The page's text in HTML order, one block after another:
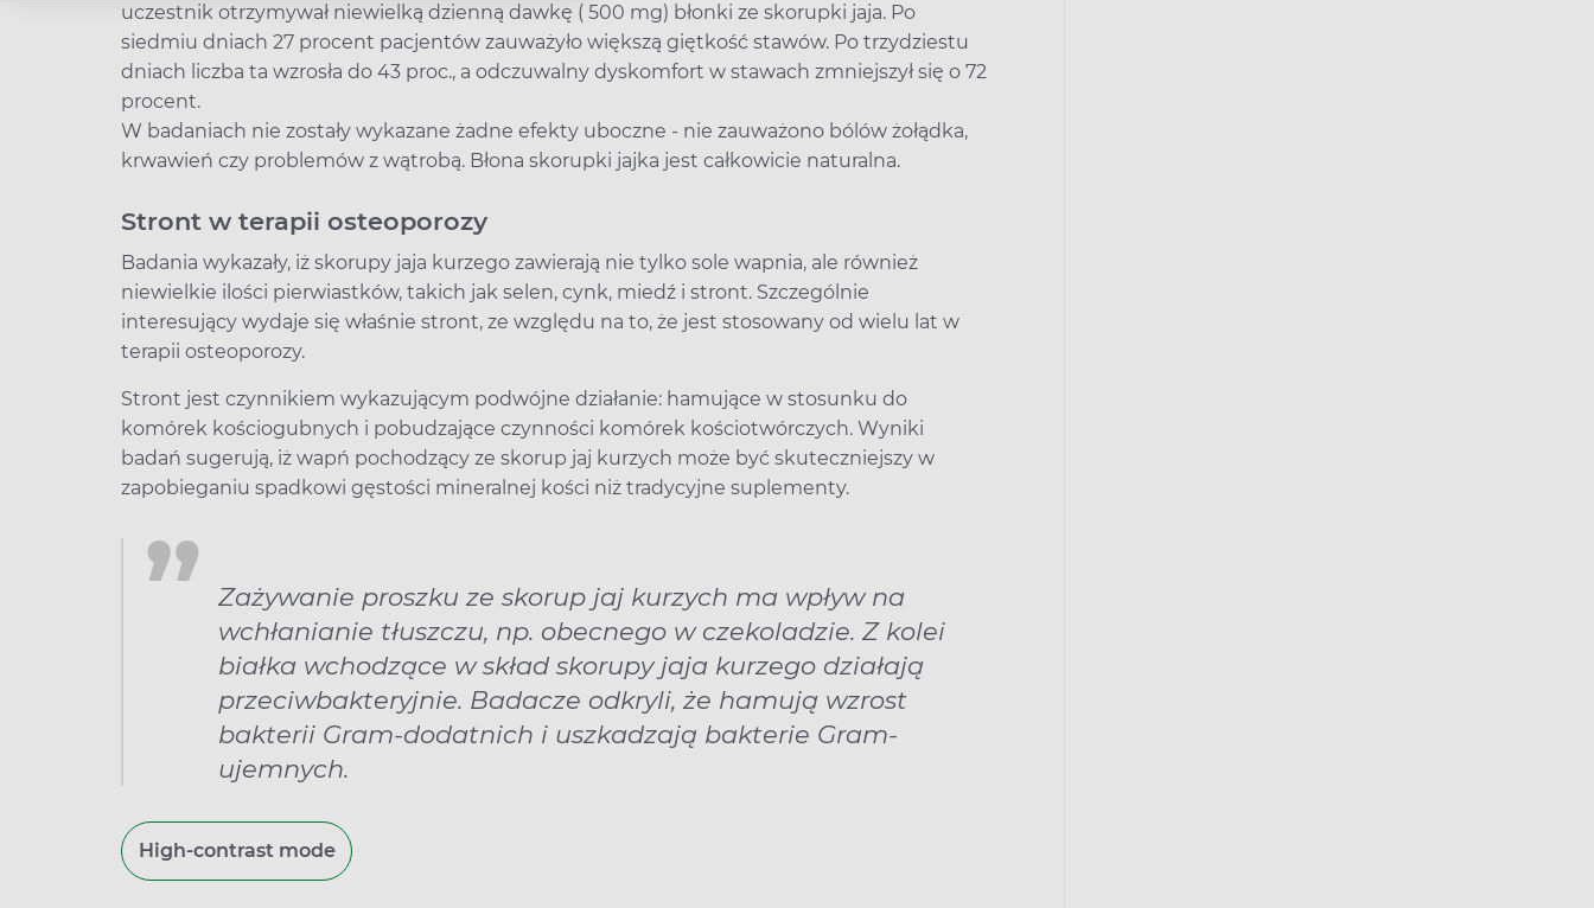
uczestnik otrzymywał niewielką dzienną dawkę ( 500 mg) błonki ze skorupki jaja. Po
siedmiu dniach 27 procent pacjentów zauważyło większą giętkość stawów. Po trzydziestu
dniach liczba ta wzrosła do 43 proc., a odczuwalny dyskomfort w stawach zmniejszył się o 72
procent.
W badaniach nie zostały wykazane żadne efekty uboczne - nie zauważono bólów żołądka,
krwawień czy problemów z wątrobą. Błona skorupki jajka jest całkowicie naturalna.
Stront w terapii osteoporozy
Badania wykazały, iż skorupy jaja kurzego zawierają nie tylko sole wapnia, ale również
niewielkie ilości pierwiastków, takich jak selen, cynk, miedź i stront. Szczególnie
interesujący wydaje się właśnie stront, ze względu na to, że jest stosowany od wielu lat w
terapii osteoporozy.
Stront jest czynnikiem wykazującym podwójne działanie: hamujące w stosunku do
komórek kościogubnych i pobudzające czynności komórek kościotwórczych. Wyniki
badań sugerują, iż wapń pochodzący ze skorup jaj kurzych może być skuteczniejszy w
zapobieganiu spadkowi gęstości mineralnej kości niż tradycyjne suplementy.
Zażywanie proszku ze skorup jaj kurzych ma wpływ na
wchłanianie tłuszczu, np. obecnego w czekoladzie. Z kolei
białka wchodzące w skład skorupy jaja kurzego działają
przeciwbakteryjnie. Badacze odkryli, że hamują wzrost
bakterii Gram-dodatnich i uszkadzają bakterie Gram-
ujemnych.
High-contrast mode